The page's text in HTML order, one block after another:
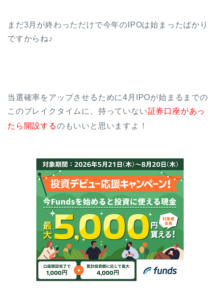
まだ3月が終わっただけで今年のIPOは始まったばかり
ですからね♪
当選確率をアップさせるために4月IPOが始まるまでの
このブレイクタイムに、持っていない証券口座があっ
たら開設するのもいいと思いますよ！